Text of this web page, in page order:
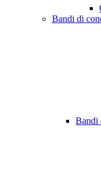
Bandi di
Bandi